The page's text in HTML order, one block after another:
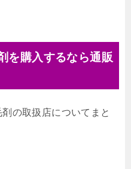
を購入するなら通販
の取扱店についてまと